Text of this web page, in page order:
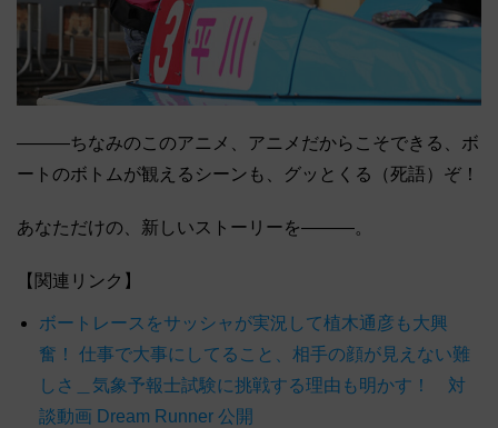
―――ちなみのこのアニメ、アニメだからこそできる、ボ
ートのボトムが観えるシーンも、グッとくる（死語）ぞ！
あなただけの、新しいストーリーを―――。
【関連リンク】
ボートレースをサッシャが実況して植木通彦も大興
奮！ 仕事で大事にしてること、相手の顔が見えない難
しさ＿気象予報士試験に挑戦する理由も明かす！ 対
談動画 Dream Runner 公開